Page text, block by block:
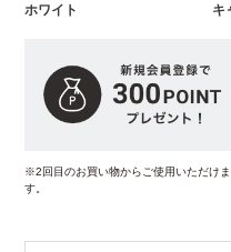
ホワイト キ
※2回目のお買い物からご使用いただけま
す。